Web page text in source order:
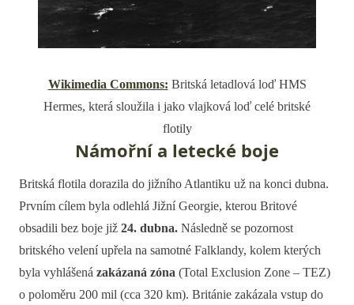
Wikimedia Commons: Britská letadlová loď HMS
Hermes, která sloužila i jako vlajková loď celé britské
flotily
Námořní a letecké boje
Britská flotila dorazila do jižního Atlantiku už na konci dubna.
Prvním cílem byla odlehlá Jižní Georgie, kterou Britové
obsadili bez boje již 24. dubna. Následně se pozornost
britského velení upřela na samotné Falklandy, kolem kterých
byla vyhlášená zakázaná zóna (Total Exclusion Zone – TEZ)
o poloměru 200 mil (cca 320 km). Británie zakázala vstup do